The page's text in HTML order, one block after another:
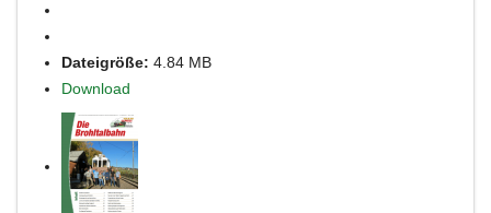
Dateigröße: 4.84 MB
Download